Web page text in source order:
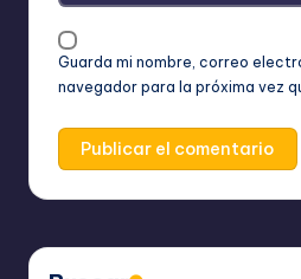
Guarda mi nombre, correo
navegador para la próxima vez